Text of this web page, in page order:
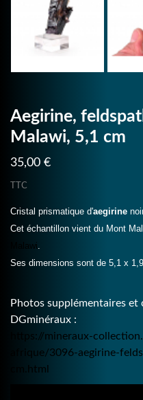
Aegirine,
Malawi, 5,1 cm
35,00 €
TTC
Cristal prismatique d'aegirine
Cet échantillon vient du Mont
Malawi
Ses dimensions sont de 5,1 x
Photos supplémentaires et
DGminéraux :
https://mineraux-
afrique/3096-aegirine-
cm.html